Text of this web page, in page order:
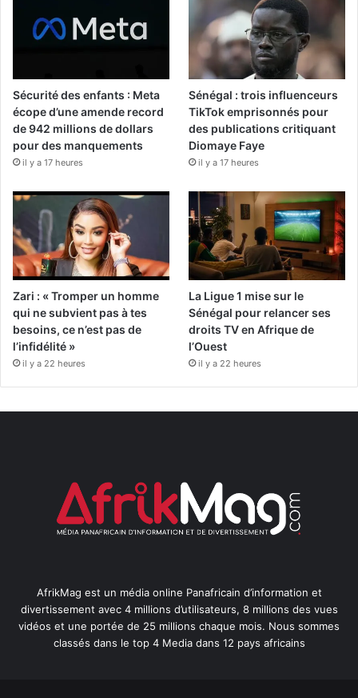
Sécurité des enfants : Meta
écope d’une amende record
de 942 millions de dollars
pour des manquements
il y a 17 heures
Sénégal : trois influenceurs
TikTok emprisonnés pour
des publications critiquant
Diomaye Faye
il y a 17 heures
Zari : « Tromper un homme
qui ne subvient pas à tes
besoins, ce n’est pas de
l’infidélité »
il y a 22 heures
La Ligue 1 mise sur le
Sénégal pour relancer ses
droits TV en Afrique de
l’Ouest
il y a 22 heures
AfrikMag est un média online Panafricain d’information et
divertissement avec 4 millions d’utilisateurs, 8 millions des vues
vidéos et une portée de 25 millions chaque mois. Nous sommes
classés dans le top 4 Media dans 12 pays africains